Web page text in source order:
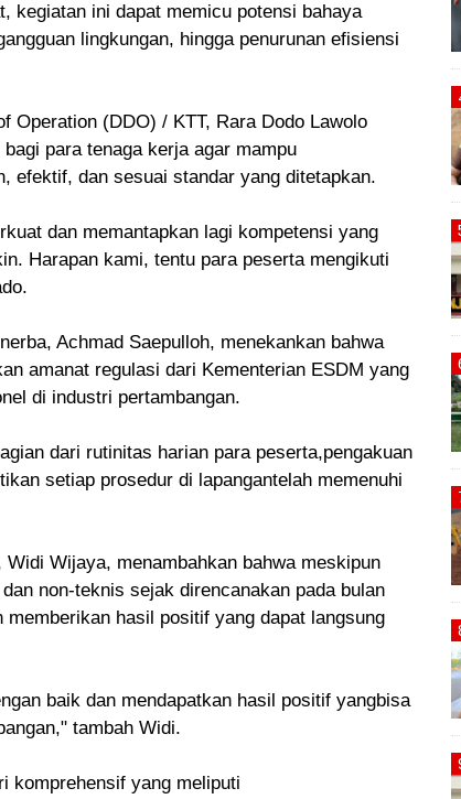
kegiatan ini dapat memicu potensi bahaya
lingkungan, hingga penurunan efisiensi
Operation (DDO) / KTT, Rara Dodo Lawolo
para tenaga kerja agar mampu
efektif, dan sesuai standar yang ditetapkan.
dan memantapkan lagi kompetensi yang
Harapan kami, tentu para peserta mengikuti
Achmad Saepulloh, menekankan bahwa
amanat regulasi dari Kementerian ESDM yang
di industri pertambangan.
dari rutinitas harian para peserta,pengakuan
setiap prosedur di lapangantelah memenuhi
Wijaya, menambahkan bahwa meskipun
non-teknis sejak direncanakan pada bulan
hasil positif yang dapat langsung
baik dan mendapatkan hasil positif yangbisa
tambah Widi.
komprehensif yang meliputi